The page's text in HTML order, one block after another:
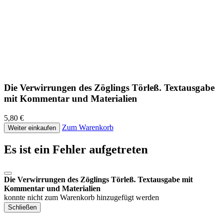
Die Verwirrungen des Zöglings Törleß. Textausgabe
mit Kommentar und Materialien
5,80 €
Weiter einkaufen Zum Warenkorb
Es ist ein Fehler aufgetreten
Die Verwirrungen des Zöglings Törleß. Textausgabe mit
Kommentar und Materialien
konnte nicht zum Warenkorb hinzugefügt werden
Schließen